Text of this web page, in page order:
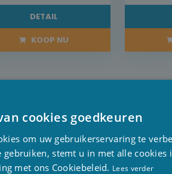
DETAIL
KOOP NU
Met het zoutwatersysteem
producten.
cookies goedkeuren
om uw gebruikerservaring te
gebruiken, stemt u in met alle cookies
met ons Cookiebeleid. Lees verder